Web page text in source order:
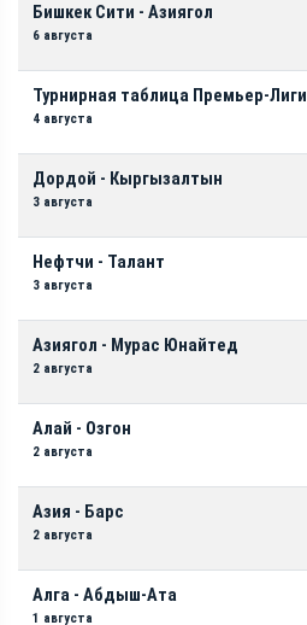
Бишкек Сити - Азиягол
6 августа
Турнирная таблица Премьер-Лиги
4 августа
Дордой - Кыргызалтын
3 августа
Нефтчи - Талант
3 августа
Азиягол - Мурас Юнайтед
2 августа
Алай - Озгон
2 августа
Азия - Барс
2 августа
Алга - Абдыш-Ата
1 августа